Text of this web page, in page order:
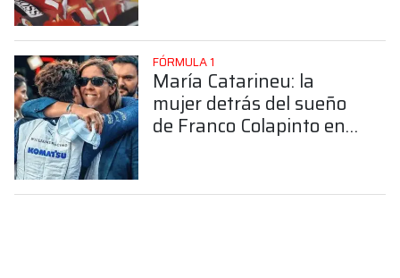
FÓRMULA 1
María Catarineu: la
mujer detrás del sueño
de Franco Colapinto en